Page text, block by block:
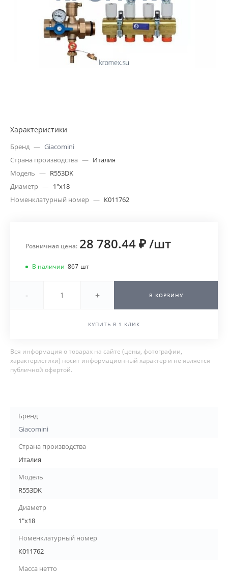
Характеристики
Бренд — Giacomini
Страна производства — Италия
Модель — R553DK
Диаметр — 1"х18
Номенклатурный номер — К011762
Розничная цена: 28 780.44 ₽/шт
В наличии 867 шт
- + В КОРЗИНУ
КУПИТЬ В 1 КЛИК
Вся информация о товарах на сайте (цены, фотографии,
характеристики) носит информационный характер и не является
публичной офертой.
Бренд
Giacomini
Страна производства
Италия
Модель
R553DK
Диаметр
1"х18
Номенклатурный номер
К011762
Масса нетто